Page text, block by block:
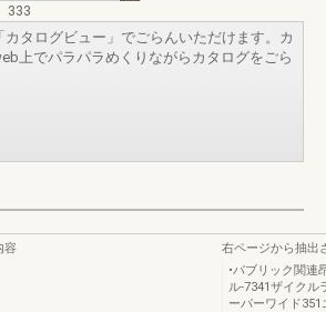
333
カタログビュー」でごらんいただけます。カ
上でパラパラめくりながらカタログをごら
容
右ページから抽出
•パブリック関連
ル-7341ザイクル
ーパーワイド351